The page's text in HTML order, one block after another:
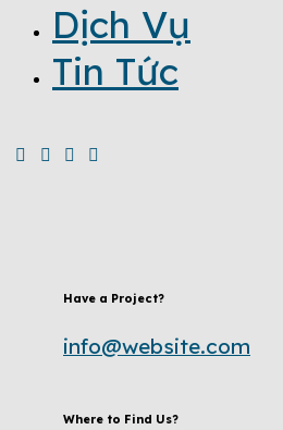
Dịch Vụ
Tin Tức
Have a Project?
info@website.com
Where to Find Us?